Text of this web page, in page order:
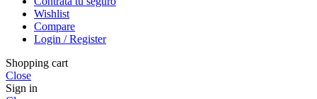
Wishlist
Compare
Login / Register
Shopping cart
Close
Sign in